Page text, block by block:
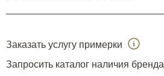
Заказать услугу примерки
Запросить каталог наличия бренда